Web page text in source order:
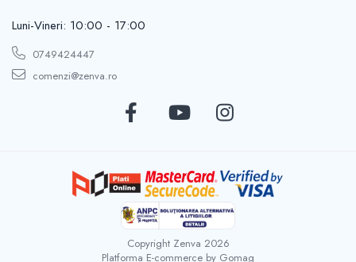
Luni-Vineri: 10:00 - 17:00
0749424447
comenzi@zenva.ro
Copyright Zenva 2026
Platforma E-commerce by Gomag